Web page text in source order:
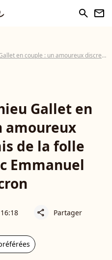
search newsletter
: un amoureux discret, remis de la folle rumeur avec Emmanuel Macron
Gallet en
amoureux
de la folle
Emmanuel
share Partager